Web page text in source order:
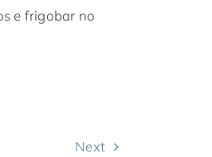
e frigobar no
Next